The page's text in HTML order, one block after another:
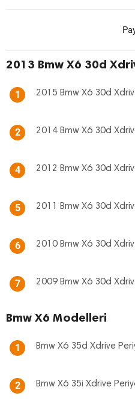
2013 Bmw X6 30d
1 2015 Bmw X6 30d
2 2014 Bmw X6 30d
4 2012 Bmw X6 30d
5 2011 Bmw X6 30d
6 2010 Bmw X6 30d
7 2009 Bmw X6 30d
Bmw X6 Modelleri
1 Bmw X6 35d Xdrive
2 Bmw X6 35i Xdrive